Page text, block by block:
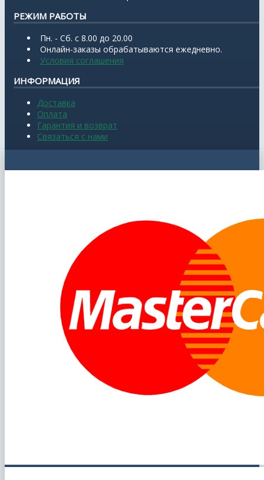
РЕЖИМ РАБОТЫ
Пн. - Сб. с 8.00 до 20.00
Онлайн-заказы обрабатываются ежедневно.
Условия соглашения
ИНФОРМАЦИЯ
Доставка
Оплата
Гарантия и возврат
Связаться с нами